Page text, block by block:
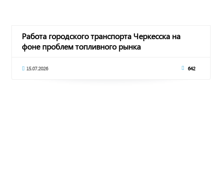
Работа городского транспорта Черкесска на
фоне проблем топливного рынка
15.07.2026 642